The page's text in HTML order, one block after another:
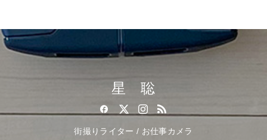
星 聡
街撮りライター / お仕事カメラ